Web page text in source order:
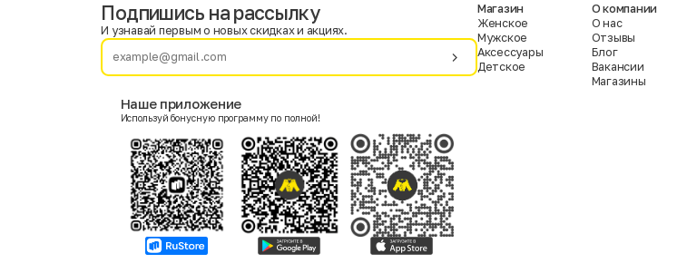
Фамилия
Женский
Согласие на получение чеков по электронной почте
Подпишись на рассылку
И узнавай первым о новых скидках и акциях.
Наше приложение
Используй бонусную программу по полной!
Магазин
Женское
Мужское
Аксессуары
Детское
О компании
О нас
Отзывы
Блог
Вакансии
Магазины